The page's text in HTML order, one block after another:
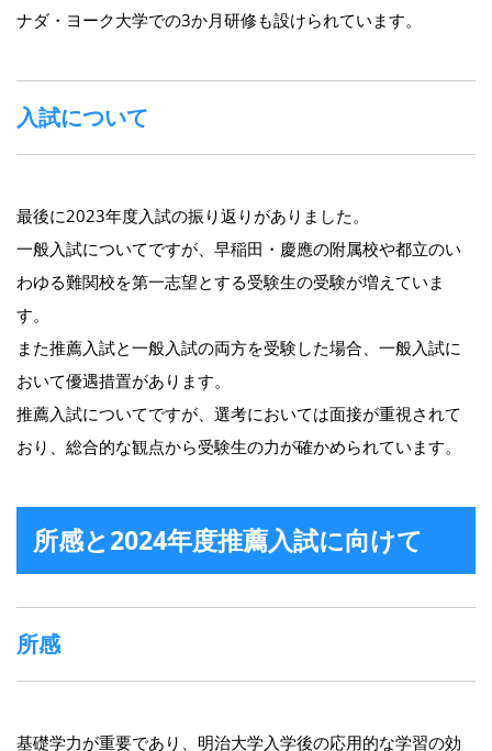
ナダ・ヨーク大学での3か月研修も設けられています。
入試について
最後に2023年度入試の振り返りがありました。
一般入試についてですが、早稲田・慶應の附属校や都立のい
わゆる難関校を第一志望とする受験生の受験が増えていま
す。
また推薦入試と一般入試の両方を受験した場合、一般入試に
おいて優遇措置があります。
推薦入試についてですが、選考においては面接が重視されて
おり、総合的な観点から受験生の力が確かめられています。
所感と2024年度推薦入試に向けて
所感
基礎学力が重要であり、明治大学入学後の応用的な学習の効